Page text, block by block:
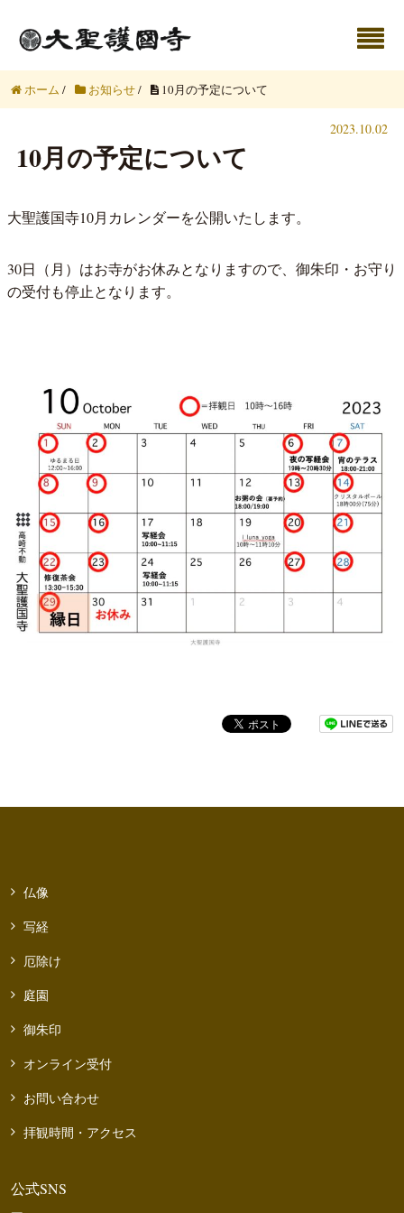
ホーム / お知らせ/ 10月の予定について
2023.10.02
10月の予定について
大聖護国寺10月カレンダーを公開いたします。
30日（月）はお寺がお休みとなりますので、御朱印・お守り
の受付も停止となります。
仏像
写経
厄除け
庭園
御朱印
オンライン受付
お問い合わせ
拝観時間・アクセス
公式SNS